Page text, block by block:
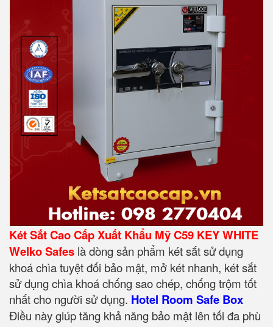
Két Sắt Cao Cấp Xuất Khẩu Mỹ C59 KEY WHITE
Welko Safes là dòng sản phẩm két sắt sử dụng
khoá chìa tuyệt đối bảo mật, mở két nhanh, két sắt
sử dụng chìa khoá chống sao chép, chống trộm tốt
nhất cho người sử dụng. Hotel Room Safe Box
Điều này giúp tăng khả năng bảo mật lên tối đa phù